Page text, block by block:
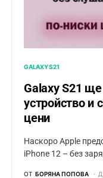
GALAXY S21
Galaxy S21
устройство и
цени
Наскоро Apple
iPhone 12 – без
ОТ БОРЯНА ПОПОВА